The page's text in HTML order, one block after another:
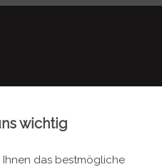
wichtig
das bestmögliche